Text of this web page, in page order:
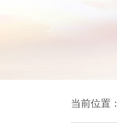
当前位置：